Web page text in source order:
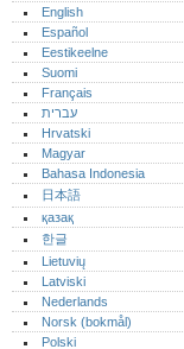
English
Español
Eestikeelne
Suomi
Français
עברית
Hrvatski
Magyar
Bahasa Indonesia
日本語
қазақ
한글
Lietuvių
Latviski
Nederlands
Norsk (bokmål)‎
Polski